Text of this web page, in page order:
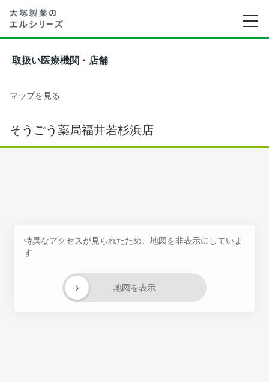
取扱い医療機関・店舗
マップを見る
そうごう薬局福井若杉浜店
特異なアクセスが見られたため、地図を非表示にしていま
す
地図を表示
›